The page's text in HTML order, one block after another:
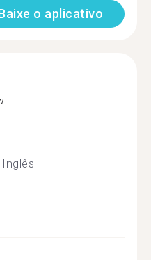
o aplicativo
Inglês